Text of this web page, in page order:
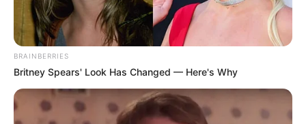
BRAINBERRIES
Britney Spears' Look Has Changed — Here's Why